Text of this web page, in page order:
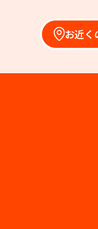
お近く